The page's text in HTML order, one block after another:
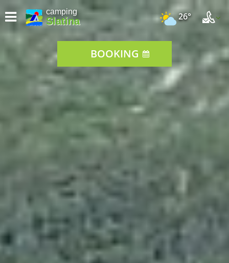
camping
Slatina 26°
BOOKING